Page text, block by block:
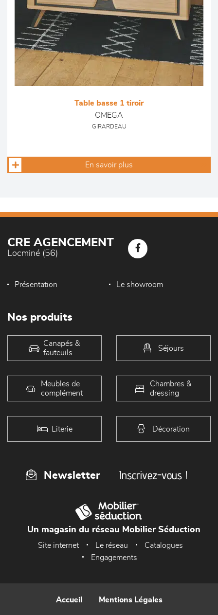
Table basse 1 tiroir
OMEGA
GIRARDEAU
En savoir plus
CRE AGENCEMENT
Locminé (56)
Présentation Le showroom
Nos produits
Canapés &
fauteuils
Séjours
Meubles de
complément
Chambres &
dressing
Literie Décoration
Newsletter Inscrivez-vous !
Un magasin du réseau Mobilier Séduction
Site internet Le réseau
Catalogues
Engagements
Accueil Mentions Légales